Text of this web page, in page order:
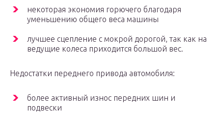
некоторая экономия горючего благодаря
уменьшению общего веса машины
лучшее сцепление с мокрой дорогой, так как на
ведущие колеса приходится большой вес.
Недостатки переднего привода автомобиля:
более активный износ передних шин и
подвески